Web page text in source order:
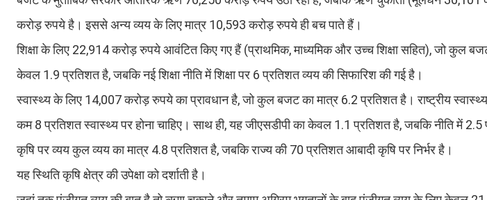
करोड़ रुपये है। इससे अन्य व्यय के लिए मात्र 10,593 करोड़ रुपये ही बच पाते हैं।
शिक्षा के लिए 22,914 करोड़ रुपये आवंटित किए गए हैं (प्राथमिक, माध्यमिक और उच्च शिक्षा सहित), जो कुल
केवल 1.9 प्रतिशत है, जबकि नई शिक्षा नीति में शिक्षा पर 6 प्रतिशत व्यय की सिफारिश की गई है।
स्वास्थ्य के लिए 14,007 करोड़ रुपये का प्रावधान है, जो कुल बजट का मात्र 6.2 प्रतिशत है। राष्ट्रीय
कम 8 प्रतिशत स्वास्थ्य पर होना चाहिए। साथ ही, यह जीएसडीपी का केवल 1.1 प्रतिशत है, जबकि नीति में
कृषि पर व्यय कुल व्यय का मात्र 4.8 प्रतिशत है, जबकि राज्य की 70 प्रतिशत आबादी कृषि पर निर्भर है।
यह स्थिति कृषि क्षेत्र की उपेक्षा को दर्शाती है।